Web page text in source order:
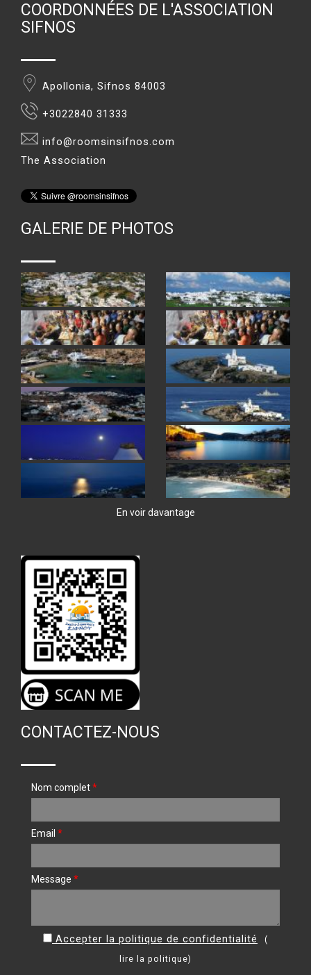
COORDONNÉES DE L'ASSOCIATION
SIFNOS
Apollonia, Sifnos 84003
+3022840 31333
info@roomsinsifnos.com
The Association
GALERIE DE PHOTOS
En voir davantage
CONTACTEZ-NOUS
Nom complet*
Email *
Message *
Accepter la politique de confidentialité
(
lire la politique)